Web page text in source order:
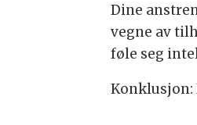
Dine
vegne av
føle seg
Konklusjon: